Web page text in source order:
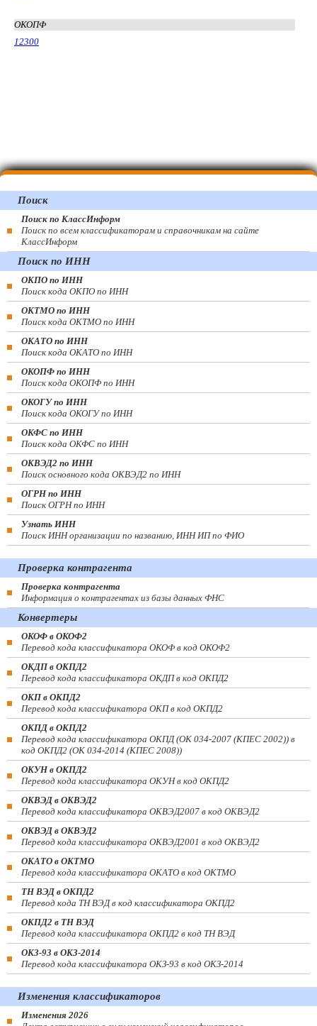
ОКОПФ
12300
Поиск
Поиск по КлассИнформ
Поиск по всем классификаторам и справочникам на сайте
КлассИнформ
Поиск по ИНН
ОКПО по ИНН
Поиск кода ОКПО по ИНН
ОКТМО по ИНН
Поиск кода ОКТМО по ИНН
ОКАТО по ИНН
Поиск кода ОКАТО по ИНН
ОКОПФ по ИНН
Поиск кода ОКОПФ по ИНН
ОКОГУ по ИНН
Поиск кода ОКОГУ по ИНН
ОКФС по ИНН
Поиск кода ОКФС по ИНН
ОКВЭД2 по ИНН
Поиск основного кода ОКВЭД2 по ИНН
ОГРН по ИНН
Поиск ОГРН по ИНН
Узнать ИНН
Поиск ИНН организации по названию, ИНН ИП по ФИО
Проверка контрагента
Проверка контрагента
Информация о контрагентах из базы данных ФНС
Конвертеры
ОКОФ в ОКОФ2
Перевод кода классификатора ОКОФ в код ОКОФ2
ОКДП в ОКПД2
Перевод кода классификатора ОКДП в код ОКПД2
ОКП в ОКПД2
Перевод кода классификатора ОКП в код ОКПД2
ОКПД в ОКПД2
Перевод кода классификатора ОКПД (ОК 034-2007 (КПЕС 2002)) в
код ОКПД2 (ОК 034-2014 (КПЕС 2008))
ОКУН в ОКПД2
Перевод кода классификатора ОКУН в код ОКПД2
ОКВЭД в ОКВЭД2
Перевод кода классификатора ОКВЭД2007 в код ОКВЭД2
ОКВЭД в ОКВЭД2
Перевод кода классификатора ОКВЭД2001 в код ОКВЭД2
ОКАТО в ОКТМО
Перевод кода классификатора ОКАТО в код ОКТМО
ТН ВЭД в ОКПД2
Перевод кода ТН ВЭД в код классификатора ОКПД2
ОКПД2 в ТН ВЭД
Перевод кода классификатора ОКПД2 в код ТН ВЭД
ОКЗ-93 в ОКЗ-2014
Перевод кода классификатора ОКЗ-93 в код ОКЗ-2014
Изменения классификаторов
Изменения 2026